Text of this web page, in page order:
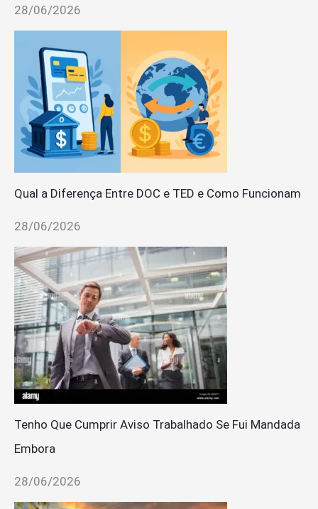
28/06/2026
Qual a Diferença Entre DOC e TED e Como Funcionam
28/06/2026
Tenho Que Cumprir Aviso Trabalhado Se Fui Mandada
Embora
28/06/2026